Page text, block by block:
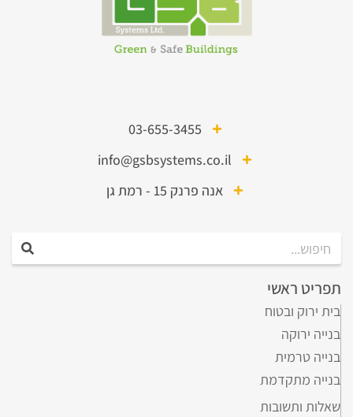
03-655-3455
info@gsbsystems.co.il
אנה פרנק 15 - רמת גן
ראשי
ירוק ובטוח
ירוקה
טרמית
מתקדמת
ותשובות